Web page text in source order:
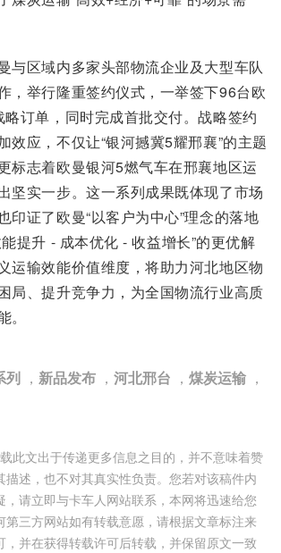
与区域内多家头部物流企业及大型车队
，举行隆重签约仪式，一举签下96台欧
订单，同时完成首批交付。战略签约
效应，不仅让“银河撼冀5耀邢襄”的主题
标志着欧曼银河5燃气车在邢襄地区运
坚实一步。这一系列成果既体现了市场
印证了欧曼“以客户为中心”理念的落地
提升 - 成本优化 - 收益增长”的更优解
运输效能价值维度，将助力河北地区物
局、提升竞争力，为全国物流行业高质
列 ， 新品发布 ， 河北邢台 ， 煤炭运输 ，
此文出于传递更多信息之目的，并不意味着赞
描述，也不对其真实性负责。您若对该稿件内
，请立即与卡车人网站联系，本网将迅速给您
第三方网站如有转载意愿，请根据文章标注来
，并在获得转载许可后转载，并保留原文一致